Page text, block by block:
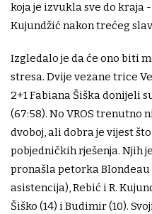
koja je izvukla sve do kraja
Kujundžić nakon trećeg
Izgledalo je da će ono biti
stresa. Dvije vezane trice
2+1 Fabiana Šiška donijeli
(67:58). No VROS
dvoboj, ali dobra je vijest
pobjedničkih rješenja. Njih
pronašla petorka
asistencija), Rebić i R.
Šiško (14) i Budimir (10).